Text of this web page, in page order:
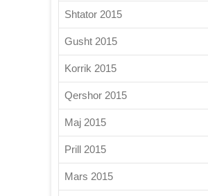
Shtator 2015
Gusht 2015
Korrik 2015
Qershor 2015
Maj 2015
Prill 2015
Mars 2015